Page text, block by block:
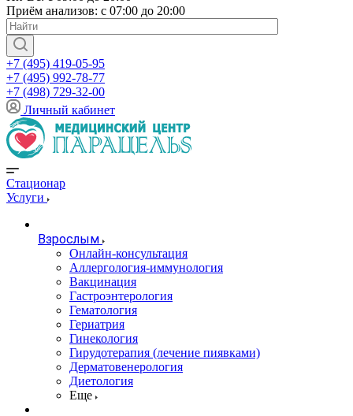
Приём анализов: с 07:00 до 20:00
+7 (495) 419-05-95
+7 (495) 992-78-77
+7 (498) 729-32-00
Личный кабинет
Стационар
Услуги
Взрослым
Онлайн-консультация
Аллергология-иммунология
Вакцинация
Гастроэнтерология
Гематология
Гериатрия
Гинекология
Гирудотерапия (лечение пиявками)
Дерматовенерология
Диетология
Еще